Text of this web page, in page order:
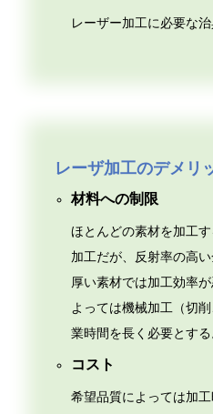
レーザー加工に必要な
レーザ加工のデメリ
材料への制限
ほとんどの素材を加工
加工だが、反射率の高
厚い素材では加工効率
よっては機械加工（切
業時間を長く必要とする
コスト
希望品質によっては加